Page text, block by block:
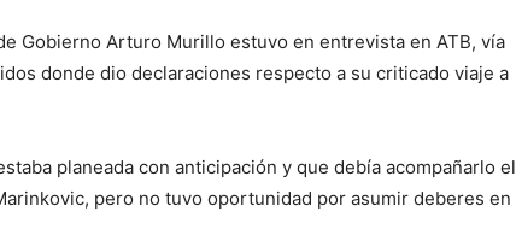
Gobierno Arturo Murillo estuvo en entrevista en ATB, vía
donde dio declaraciones respecto a su criticado viaje a
planeada con anticipación y que debía acompañarlo el
pero no tuvo oportunidad por asumir deberes en